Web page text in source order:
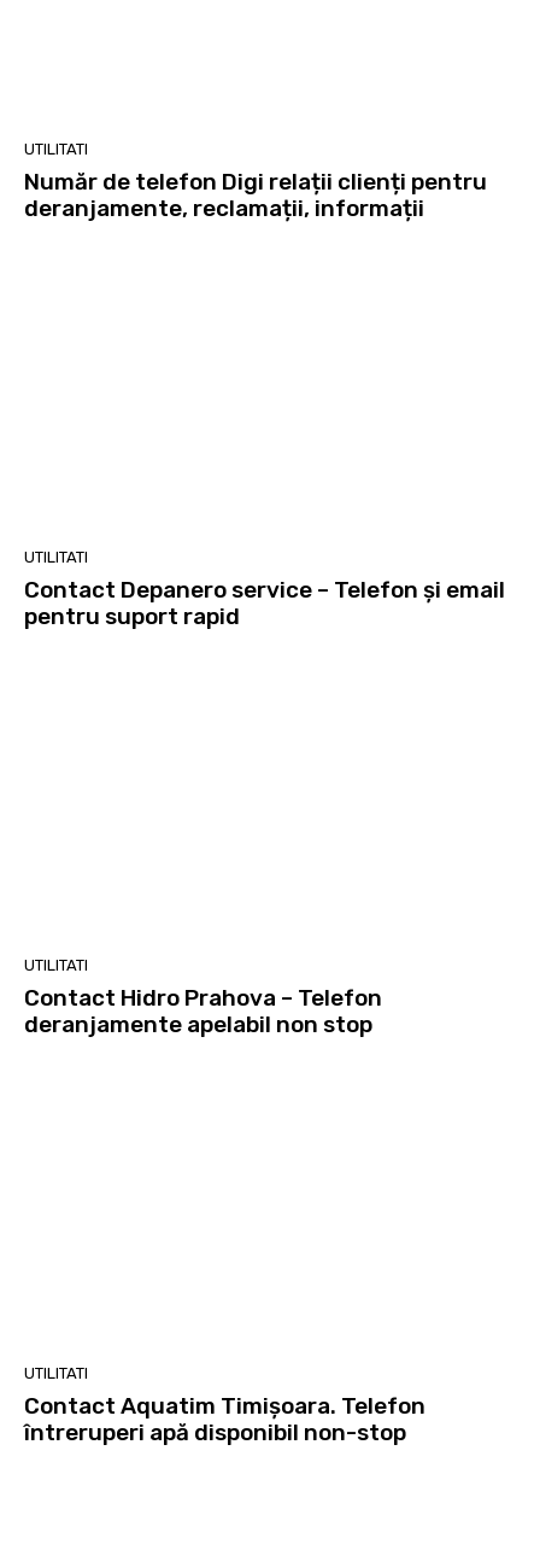
UTILITATI
Număr de telefon Digi relații clienți pentru
deranjamente, reclamații, informații
UTILITATI
Contact Depanero service – Telefon și email
pentru suport rapid
UTILITATI
Contact Hidro Prahova – Telefon
deranjamente apelabil non stop
UTILITATI
Contact Aquatim Timișoara. Telefon
întreruperi apă disponibil non-stop